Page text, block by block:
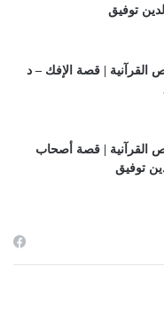
توفيق
القرآنية | قصة الإفك – د
القرآنية | قصة أصحاب
توفيق